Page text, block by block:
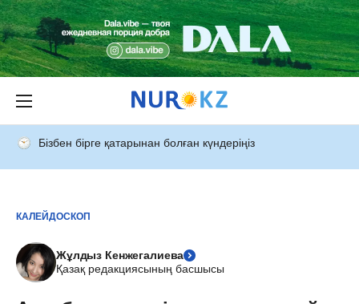
Бізбен бірге қатарынан болған күндеріңіз
КАЛЕЙДОСКОП
Жұлдыз Кенжегалиева
Қазақ редакциясының басшысы